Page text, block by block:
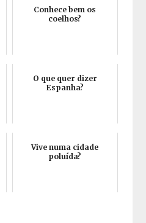
Conhece bem os
coelhos?
O que quer dizer
Espanha?
Vive numa cidade
poluída?